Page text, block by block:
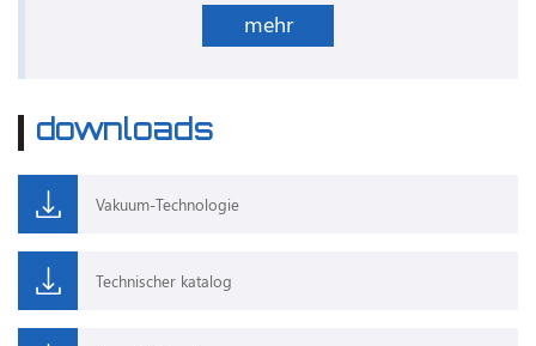
mehr
downloads
Vakuum-Technologie
Technischer katalog